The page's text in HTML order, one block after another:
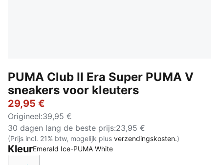
PUMA Club II Era Super PUMA V
sneakers voor kleuters
29,95 €
Origineel:39,95 €
30 dagen lang de beste prijs:23,95 €
(Prijs incl. 21% btw, mogelijk plus verzendingskosten.)
KleurEmerald Ice-PUMA White